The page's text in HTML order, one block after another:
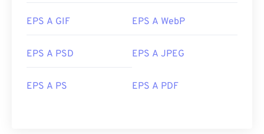
EPS A GIF EPS A WebP
EPS A PSD EPS A JPEG
EPS A PS EPS A PDF